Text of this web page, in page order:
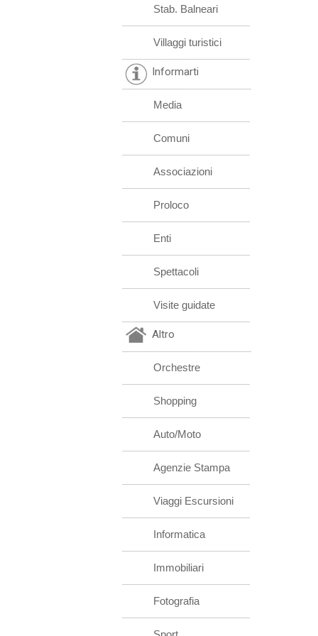
Stab. Balneari
Villaggi turistici
Informarti
Media
Comuni
Associazioni
Proloco
Enti
Spettacoli
Visite guidate
Altro
Orchestre
Shopping
Auto/Moto
Agenzie Stampa
Viaggi Escursioni
Informatica
Immobiliari
Fotografia